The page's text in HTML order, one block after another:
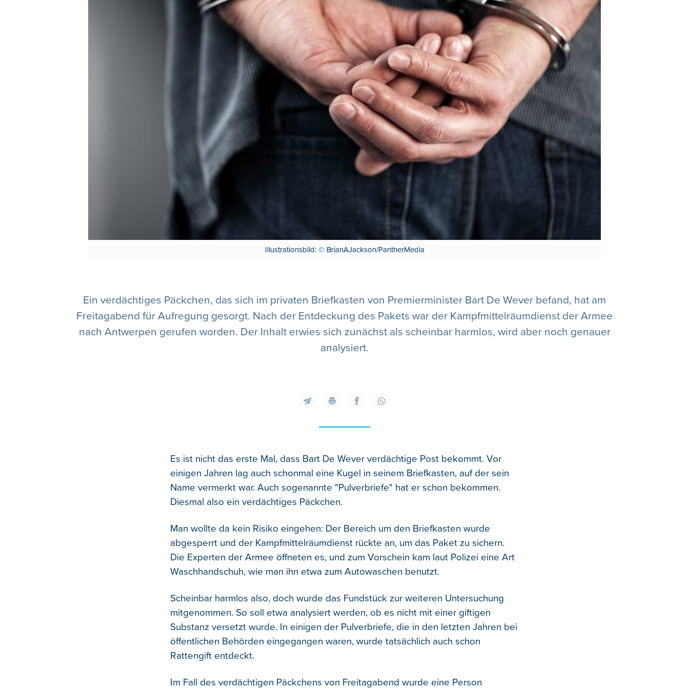
Illustrationsbild: © BrianAJackson/PantherMedia
Ein verdächtiges Päckchen, das sich im privaten Briefkasten von Premierminister Bart De Wever befand, hat am
Freitagabend für Aufregung gesorgt. Nach der Entdeckung des Pakets war der Kampfmittelräumdienst der Armee
nach Antwerpen gerufen worden. Der Inhalt erwies sich zunächst als scheinbar harmlos, wird aber noch genauer
analysiert.
Es ist nicht das erste Mal, dass Bart De Wever verdächtige Post bekommt. Vor
einigen Jahren lag auch schonmal eine Kugel in seinem Briefkasten, auf der sein
Name vermerkt war. Auch sogenannte "Pulverbriefe" hat er schon bekommen.
Diesmal also ein verdächtiges Päckchen.
Man wollte da kein Risiko eingehen: Der Bereich um den Briefkasten wurde
abgesperrt und der Kampfmittelräumdienst rückte an, um das Paket zu sichern.
Die Experten der Armee öffneten es, und zum Vorschein kam laut Polizei eine Art
Waschhandschuh, wie man ihn etwa zum Autowaschen benutzt.
Scheinbar harmlos also, doch wurde das Fundstück zur weiteren Untersuchung
mitgenommen. So soll etwa analysiert werden, ob es nicht mit einer giftigen
Substanz versetzt wurde. In einigen der Pulverbriefe, die in den letzten Jahren bei
öffentlichen Behörden eingegangen waren, wurde tatsächlich auch schon
Rattengift entdeckt.
Im Fall des verdächtigen Päckchens von Freitagabend wurde eine Person